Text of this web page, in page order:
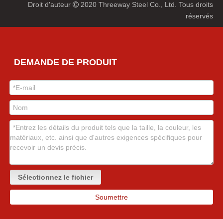
Droit d'auteur  2020 Threeway Steel Co., Ltd. Tous droits
réservés
DEMANDE DE PRODUIT
Sélectionnez le fichier
Soumettre